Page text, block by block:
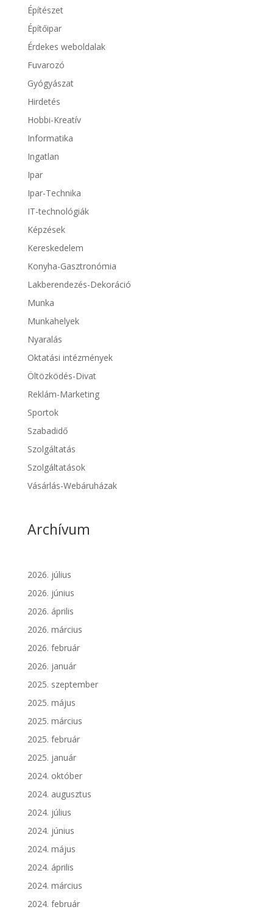
Építészet
Építőipar
Érdekes weboldalak
Fuvarozó
Gyógyászat
Hirdetés
Hobbi-Kreatív
Informatika
Ingatlan
Ipar
Ipar-Technika
IT-technológiák
Képzések
Kereskedelem
Konyha-Gasztronómia
Lakberendezés-Dekoráció
Munka
Munkahelyek
Nyaralás
Oktatási intézmények
Öltözködés-Divat
Reklám-Marketing
Sportok
Szabadidő
Szolgáltatás
Szolgáltatások
Vásárlás-Webáruházak
Archívum
2026. július
2026. június
2026. április
2026. március
2026. február
2026. január
2025. szeptember
2025. május
2025. március
2025. február
2025. január
2024. október
2024. augusztus
2024. július
2024. június
2024. május
2024. április
2024. március
2024. február